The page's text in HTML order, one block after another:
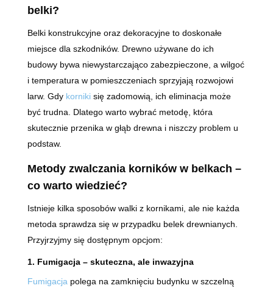
belki?
Belki konstrukcyjne oraz dekoracyjne to doskonałe
miejsce dla szkodników. Drewno używane do ich
budowy bywa niewystarczająco zabezpieczone, a wilgoć
i temperatura w pomieszczeniach sprzyjają rozwojowi
larw. Gdy kornikisię zadomowią, ich eliminacja może
być trudna. Dlatego warto wybrać metodę, która
skutecznie przenika w głąb drewna i niszczy problem u
podstaw.
Metody zwalczania korników w belkach –
co warto wiedzieć?
Istnieje kilka sposobów walki z kornikami, ale nie każda
metoda sprawdza się w przypadku belek drewnianych.
Przyjrzyjmy się dostępnym opcjom:
1. Fumigacja – skuteczna, ale inwazyjna
Fumigacja polega na zamknięciu budynku w szczelną